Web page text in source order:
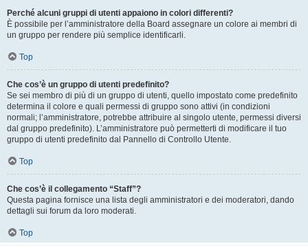
Perché alcuni gruppi di utenti appaiono in colori differenti?
È possibile per l’amministratore della Board assegnare un colore ai membri di
un gruppo per rendere più semplice identificarli.
Top
Che cos’è un gruppo di utenti predefinito?
Se sei membro di più di un gruppo di utenti, quello impostato come predefinito
determina il colore e quali permessi di gruppo sono attivi (in condizioni
normali; l’amministratore, potrebbe attribuire al singolo utente, permessi diversi
dal gruppo predefinito). L’amministratore può permetterti di modificare il tuo
gruppo di utenti predefinito dal Pannello di Controllo Utente.
Top
Che cos’è il collegamento “Staff”?
Questa pagina fornisce una lista degli amministratori e dei moderatori, dando
dettagli sui forum da loro moderati.
Top